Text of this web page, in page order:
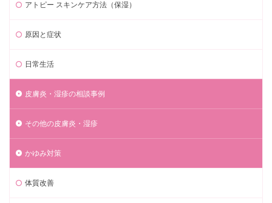
アトピー スキンケア方法（保湿）
原因と症状
日常生活
皮膚炎・湿疹の相談事例
その他の皮膚炎・湿疹
かゆみ対策
体質改善